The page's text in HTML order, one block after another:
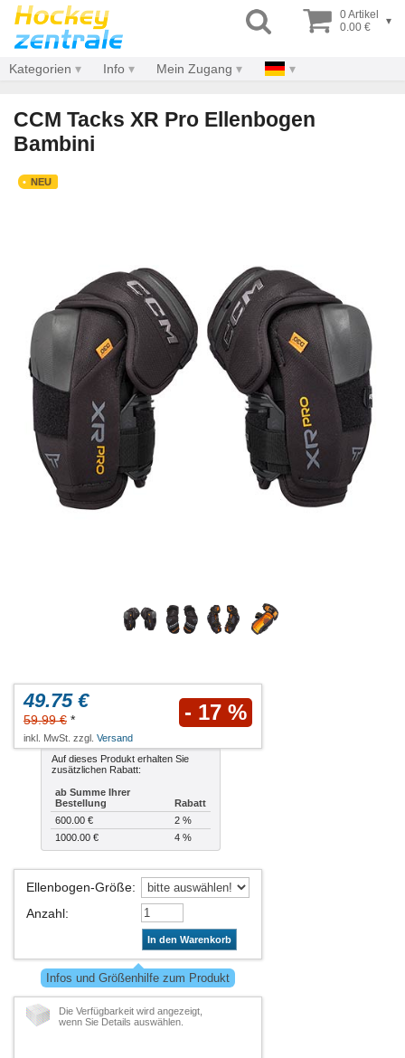
0 Artikel
0.00 €
▾
Kategorien Info Mein Zugang
CCM Tacks XR Pro Ellenbogen
Bambini
NEU
49.75 €
59.99 € * - 17 %
inkl. MwSt. zzgl. Versand
Auf dieses Produkt erhalten Sie
zusätzlichen Rabatt:
ab Summe Ihrer
Bestellung
Rabatt
600.00 €
2 %
1000.00 €
4 %
Ellenbogen-Größe:
Anzahl:
In den Warenkorb
Infos und Größenhilfe zum Produkt
Die Verfügbarkeit wird angezeigt,
wenn Sie Details auswählen.